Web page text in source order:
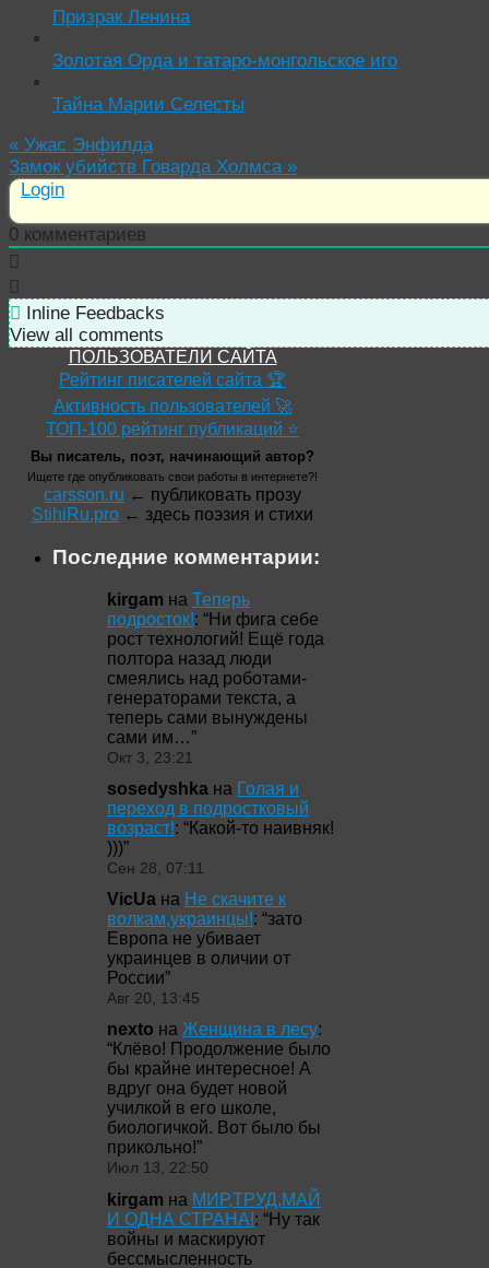
Призрак Ленина
Золотая Орда и татаро-монгольское иго
Тайна Марии Селесты
« Ужас Энфилда
Замок убийств Говарда Холмса »
Login
0 комментариев
Inline Feedbacks
View all comments
ПОЛЬЗОВАТЕЛИ САЙТА
Рейтинг писателей сайта 🏆
Активность пользователей 🚀
ТОП-100 рейтинг публикаций ⭐
Вы писатель, поэт, начинающий автор?
Ищете где опубликовать свои работы в интернете?!
carsson.ru ← публиковать прозу
StihiRu.pro ← здесь поэзия и стихи
Последние комментарии:
kirgam на Теперь
подросток!: “Ни фига себе
рост технологий! Ещё года
полтора назад люди
смеялись над роботами-
генераторами текста, а
теперь сами вынуждены
сами им…”
Окт 3, 23:21
sosedyshka на Голая и
переход в подростковый
возраст!: “Какой-то наивняк!
)))”
Сен 28, 07:11
VicUa на Не скачите к
волкам,украинцы!: “зато
Европа не убивает
украинцев в оличии от
России”
Авг 20, 13:45
nexto на Женщина в лесу:
“Клёво! Продолжение было
бы крайне интересное! А
вдруг она будет новой
училкой в его школе,
биологичкой. Вот было бы
прикольно!”
Июл 13, 22:50
kirgam на МИР,ТРУД,МАЙ
И ОДНА СТРАНА!: “Ну так
войны и маскируют
бессмысленность